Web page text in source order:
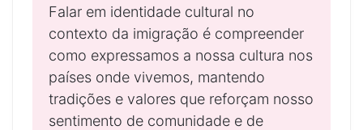
Falar em identidade cultural no
contexto da imigração é compreender
como expressamos a nossa cultura nos
países onde vivemos, mantendo
tradições e valores que reforçam nosso
sentimento de comunidade e de